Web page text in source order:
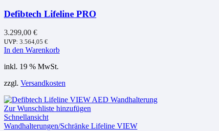
Defibtech Lifeline PRO
3.299,00 €
UVP: 3.564,05 €
In den Warenkorb
inkl. 19 % MwSt.
zzgl. Versandkosten
Zur Wunschliste hinzufügen
Schnellansicht
Wandhalterungen/Schränke Lifeline VIEW